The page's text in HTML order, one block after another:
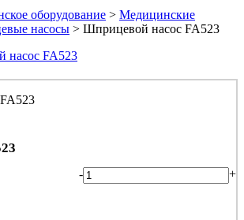
оборудование > Медицинские
насосы > Шприцевой насос FA523
- +